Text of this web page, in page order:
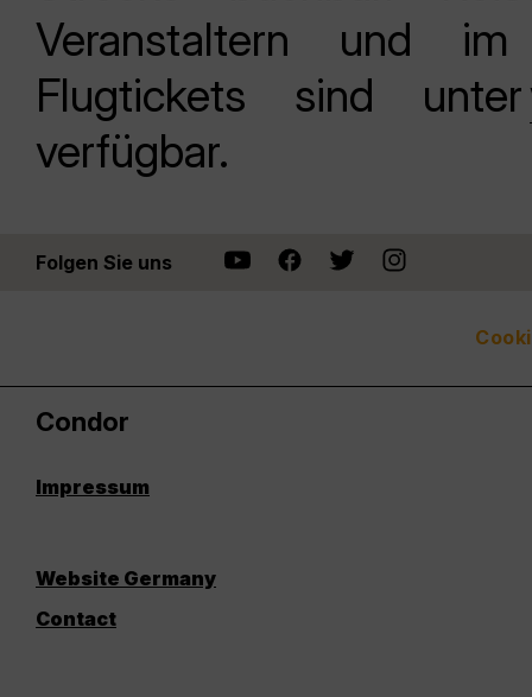
Veranstaltern und
Flugtickets sind unter
verfügbar.
Folgen Sie uns
Condor
Impressum
Website Germany
Contact